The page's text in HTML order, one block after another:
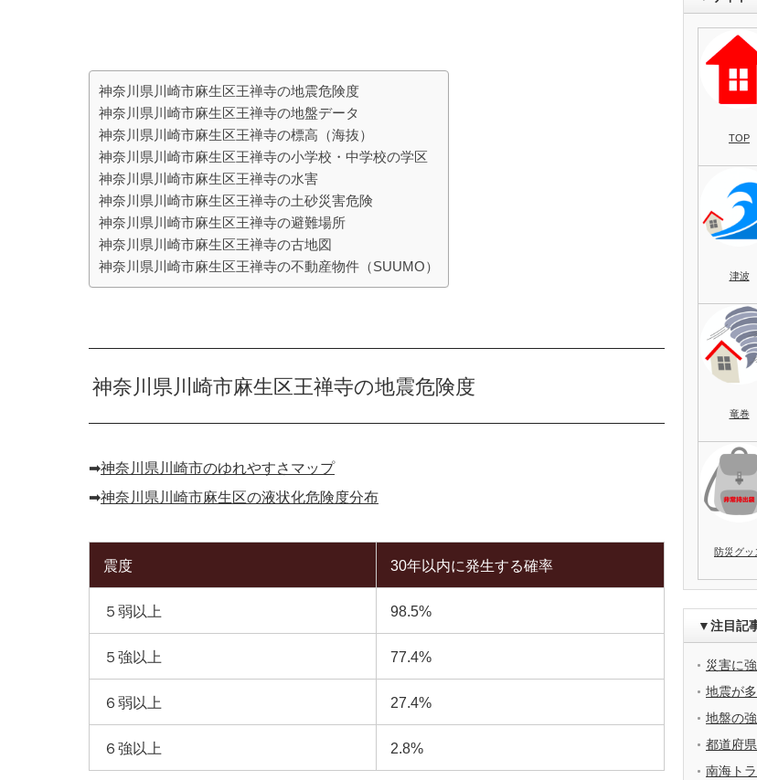
神奈川県川崎市麻生区王禅寺の地震危険度
神奈川県川崎市麻生区王禅寺の地盤データ
神奈川県川崎市麻生区王禅寺の標高（海抜）
神奈川県川崎市麻生区王禅寺の小学校・中学校の学区
神奈川県川崎市麻生区王禅寺の水害
神奈川県川崎市麻生区王禅寺の土砂災害危険
神奈川県川崎市麻生区王禅寺の避難場所
神奈川県川崎市麻生区王禅寺の古地図
神奈川県川崎市麻生区王禅寺の不動産物件（SUUMO）
神奈川県川崎市麻生区王禅寺の地震危険度
➡︎神奈川県川崎市のゆれやすさマップ
➡︎神奈川県川崎市麻生区の液状化危険度分布
震度 30年以内に発生する確率
５弱以上 98.5%
５強以上 77.4%
６弱以上 27.4%
６強以上 2.8%
TOP
津波
竜巻
防災グッ
▼注目記
災害に
地震が
地盤の
都道府
南海ト